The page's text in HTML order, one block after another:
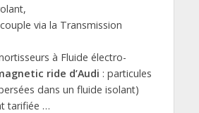
via la Transmission
à Fluide électro-
ride d’Audi : particules
dans un fluide isolant)
tarifiée …